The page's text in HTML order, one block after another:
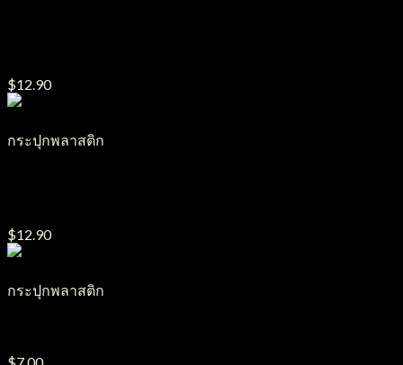
$12.90
กระปุกพลาสติก
$12.90
กระปุกพลาสติก